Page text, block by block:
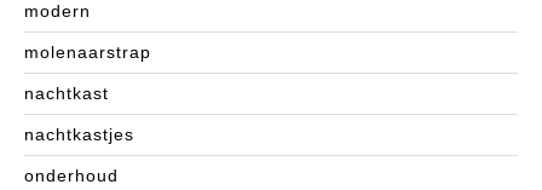
modern
molenaarstrap
nachtkast
nachtkastjes
onderhoud